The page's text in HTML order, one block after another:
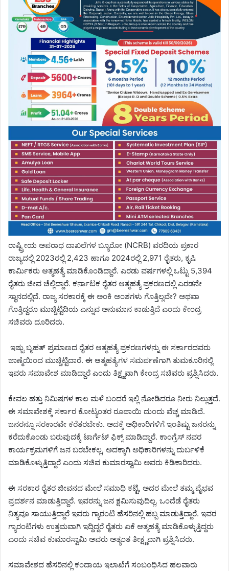
ರಾಷ್ಟ್ರೀಯ ಅಪರಾಧ ದಾಖಲೆಗಳ ಬ್ಯೂರೋ (NCRB) ವರದಿಯ ಪ್ರಕಾರ
ರಾಜ್ಯದಲ್ಲಿ 2023ರಲ್ಲಿ 2,423 ಹಾಗೂ 2024ರಲ್ಲಿ 2,971 ರೈತರು, ಕೃಷಿ
ಕಾರ್ಮಿಕರು ಆತ್ಮಹತ್ಯೆ ಮಾಡಿಕೊಂಡಿದ್ದಾರೆ. ಎರಡು ವರ್ಷಗಳಲ್ಲಿ ಒಟ್ಟು 5,394
ರೈತರು ಜೀವ ಚೆಲ್ಲಿದ್ದಾರೆ. ಕರ್ನಾಟಕ ರೈತರ ಆತ್ಮಹತ್ಯೆ ಪ್ರಕರಣದಲ್ಲಿ ಎರಡನೇ
ಸ್ಥಾನದಲ್ಲಿದೆ. ರಾಜ್ಯ ಸರಕಾರಕ್ಕೆ ಈ ಅಂಕಿ ಅಂಶಗಳು ಗೊತ್ತಿಲ್ಲವೇ? ಅಥವಾ
ಗೊತ್ತಿದ್ದರೂ ಮುಚ್ಚಿಟ್ಟಿದಿಯ ಎನ್ನುವ ಅನುಮಾನ ಕಾಡುತ್ತಿದೆ ಎಂದು ಕೇಂದ್ರ
ಸಚಿವರು ದೂರಿದರು.
ಇಷ್ಟು ಬೃಹತ್ ಪ್ರಮಾಣದ ರೈತರ ಆತ್ಮಹತ್ಯೆ ಪ್ರಕರಣಗಳನ್ನು ಈ ಸರ್ಕಾರದವರು
ಜಾಣ್ಮೆಯಿಂದ ಮುಚ್ಚಿಟ್ಟಿದಾರೆ. ಈ ಆತ್ಮಹತ್ಯೆಗಳ ಸಮರ್ಪಣೆಗಾಗಿ ತುಮಕೂರಿನಲ್ಲಿ
ಇವರು ಸಮಾವೇಶ ಮಾಡಿದ್ದಾರೆ ಎಂದು ತಿಕ್ಷ್ಣವಾಗಿ ಕೇಂದ್ರ ಸಚಿವರು ಪ್ರಶ್ನಿಸಿದರು.
ಕೇವಲ ಹತ್ತು ನಿಮಿಷಗಳ ಕಾಲ ಮಳೆ ಬಂದರೆ ಇಲ್ಲಿ ನೋಡಿದರೂ ನೀರು ನಿಲ್ಲುತ್ತದೆ.
ಈ ಸಮಾವೇಶಕ್ಕೆ ಸರ್ಕಾರ ಕೋಟ್ಯಂತರ ರೂಪಾಯಿ ದುಂದು ವೆಚ್ಚ ಮಾಡಿದೆ.
ಜನರನ್ನೂ ಸರಕಾರವೇ ಕರೆತರಬೇಕು. ಅದಕ್ಕೆ ಅಧಿಕಾರಿಗಳಿಗೆ ಇಂತಿಷ್ಟು ಜನರನ್ನು
ಕರೆದುಕೊಂಡು ಬರುವುದಕ್ಕೆ ಟಾರ್ಗೆಟ್ ಫಿಕ್ಸ್ ಮಾಡಿದ್ದಾರೆ. ಕಾಂಗ್ರೆಸ್ ನವರ
ಕಾರ್ಯಕ್ರಮಗಳಿಗೆ ಜನ ಬರಬೇಕಲ್ಲ, ಅದಕ್ಕಾಗಿ ಅಧಿಕಾರಿಗಳನ್ನು ದುರ್ಬಳಿಕೆ
ಮಾಡಿಕೊಳ್ಳುತ್ತಿದ್ದಾರೆ ಎಂದು ಸಚಿವ ಕುಮಾರಸ್ವಾಮಿ ಅವರು ಕಿಡಿಕಾರಿದರು.
ಈ ಸರಕಾರ ರೈತರ ಜೀವನದ ಮೇಲೆ ಸಮಾಧಿ ಕಟ್ಟಿ, ಅದರ ಮೇಲೆ ತಮ್ಮ ವೈಭವ
ಪ್ರದರ್ಶನ ಮಾಡುತ್ತಿದ್ದಾರೆ. ಇವರನ್ನು ಜನ ಕ್ಷಮಿಸುವುದಿಲ್ಲ. ಒಂದೆಡೆ ರೈತರು
ನಿತ್ಯವೂ ಸಾಯುತ್ತಿದ್ದಾರೆ ಇವರು ಗ್ಯಾರಂಟಿ ಹೆಸರಿನಲ್ಲಿ ಹಬ್ಬ ಮಾಡುತ್ತಿದ್ದಾರೆ. ಇವರ
ಗ್ಯಾರಂಟಿಗಳು ಉತ್ತಮವಾಗಿ ಇದ್ದಿದ್ದರೆ ರೈತರು ಏಕೆ ಆತ್ಮಹತ್ಯೆ ಮಾಡಿಕೊಳ್ಳುತ್ತಿದ್ದರು
ಎಂದು ಸಚಿವ ಕುಮಾರಸ್ವಾಮಿ ಅವರು ಅತ್ಯಂತ ತೀಕ್ಷ್ಣವಾಗಿ ಪ್ರಶ್ನಿಸಿದರು.
ಸಮಾವೇಶದ ಹೆಸರಿನಲ್ಲಿ ಕಂದಾಯ ಇಲಾಖೆಗೆ ಸಂಬಂಧಿಸಿದ ಹಲವಾರು